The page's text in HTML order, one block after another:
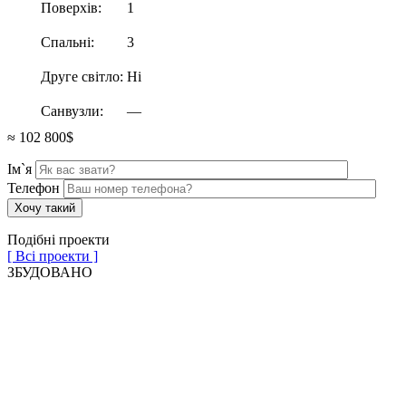
Поверхів: 1
Спальні: 3
Друге світло: Ні
Санвузли:
—
≈ 102 800$
Ім`я
Телефон
Подібні проекти
[ Всі проекти ]
ЗБУДОВАНО